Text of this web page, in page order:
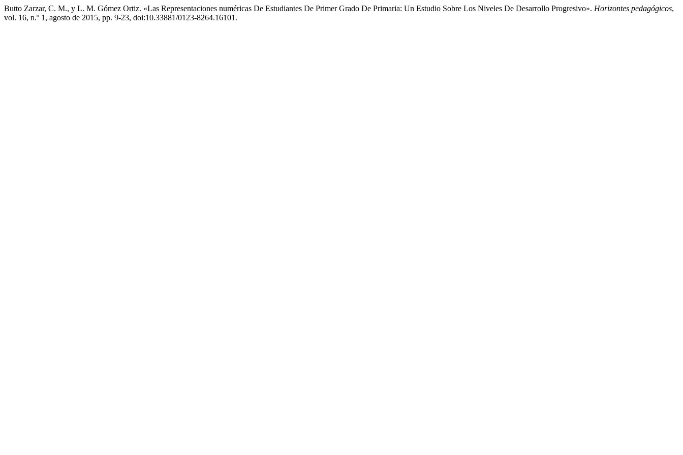
Butto Zarzar, C. M., y L. M. Gómez Ortiz. «Las Representaciones numéricas De Estudiantes De Primer Grado De Primaria: Un Estudio Sobre Los Niveles De Desarrollo Progresivo». Horizontes pedagógicos,
vol. 16, n.º 1, agosto de 2015, pp. 9-23, doi:10.33881/0123-8264.16101.